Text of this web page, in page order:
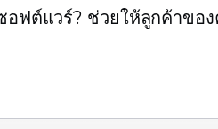
ฟต์แวร์? ช่วยให้ลูกค้าขอ